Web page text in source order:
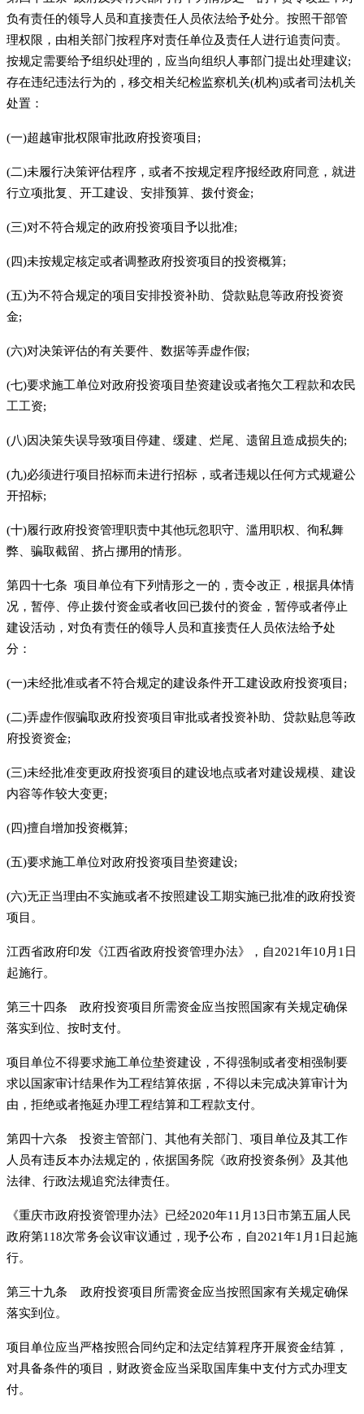
负有责任的领导人员和直接责任人员依法给予处分。按照干部管
理权限，由相关部门按程序对责任单位及责任人进行追责问责。
按规定需要给予组织处理的，应当向组织人事部门提出处理建议;
存在违纪违法行为的，移交相关纪检监察机关(机构)或者司法机关
处置：
(一)超越审批权限审批政府投资项目;
(二)未履行决策评估程序，或者不按规定程序报经政府同意，就进
行立项批复、开工建设、安排预算、拨付资金;
(三)对不符合规定的政府投资项目予以批准;
(四)未按规定核定或者调整政府投资项目的投资概算;
(五)为不符合规定的项目安排投资补助、贷款贴息等政府投资资
金;
(六)对决策评估的有关要件、数据等弄虚作假;
(七)要求施工单位对政府投资项目垫资建设或者拖欠工程款和农民
工工资;
(八)因决策失误导致项目停建、缓建、烂尾、遗留且造成损失的;
(九)必须进行项目招标而未进行招标，或者违规以任何方式规避公
开招标;
(十)履行政府投资管理职责中其他玩忽职守、滥用职权、徇私舞
弊、骗取截留、挤占挪用的情形。
第四十七条 项目单位有下列情形之一的，责令改正，根据具体情
况，暂停、停止拨付资金或者收回已拨付的资金，暂停或者停止
建设活动，对负有责任的领导人员和直接责任人员依法给予处
分：
(一)未经批准或者不符合规定的建设条件开工建设政府投资项目;
(二)弄虚作假骗取政府投资项目审批或者投资补助、贷款贴息等政
府投资资金;
(三)未经批准变更政府投资项目的建设地点或者对建设规模、建设
内容等作较大变更;
(四)擅自增加投资概算;
(五)要求施工单位对政府投资项目垫资建设;
(六)无正当理由不实施或者不按照建设工期实施已批准的政府投资
项目。
江西省政府印发《江西省政府投资管理办法》，自2021年10月1日
起施行。
第三十四条 政府投资项目所需资金应当按照国家有关规定确保
落实到位、按时支付。
项目单位不得要求施工单位垫资建设，不得强制或者变相强制要
求以国家审计结果作为工程结算依据，不得以未完成决算审计为
由，拒绝或者拖延办理工程结算和工程款支付。
第四十六条 投资主管部门、其他有关部门、项目单位及其工作
人员有违反本办法规定的，依据国务院《政府投资条例》及其他
法律、行政法规追究法律责任。
《重庆市政府投资管理办法》已经2020年11月13日市第五届人民
政府第118次常务会议审议通过，现予公布，自2021年1月1日起施
行。
第三十九条 政府投资项目所需资金应当按照国家有关规定确保
落实到位。
项目单位应当严格按照合同约定和法定结算程序开展资金结算，
对具备条件的项目，财政资金应当采取国库集中支付方式办理支
付。